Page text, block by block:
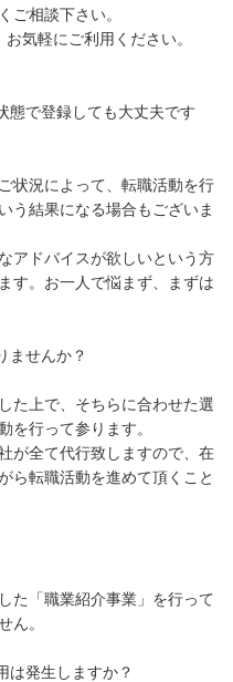
ご相談下さい。
気軽にご利用ください。
態で登録しても大丈夫です
状況によって、転職活動を行
う結果になる場合もございま
アドバイスが欲しいという方
す。お一人で悩まず、まずは
ませんか？
た上で、そちらに合わせた選
を行って参ります。
が全て代行致しますので、在
ら転職活動を進めて頂くこと
た「職業紹介事業」を行って
ん。
は発生しますか？